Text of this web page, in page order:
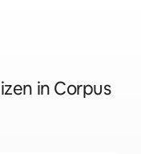
in Corpus